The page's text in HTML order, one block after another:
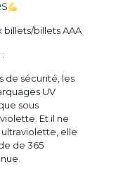
billets/billets AAA
de sécurité, les
​​UV
sous
Et il ne
ultraviolette, elle
de 365